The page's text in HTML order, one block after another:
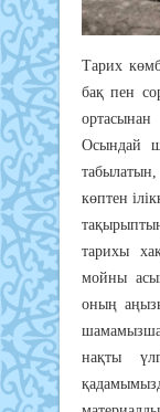
Тарих
бақ пен
Осындай
көптен
тарихы
мойны
оның
нақты